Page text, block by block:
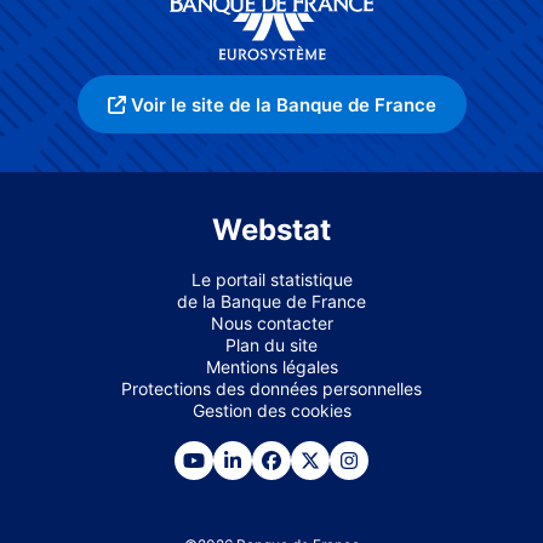
Voir le site de la Banque de France
Webstat
Le portail statistique
de la Banque de France
Nous contacter
Plan du site
Mentions légales
Protections des données personnelles
Gestion des cookies